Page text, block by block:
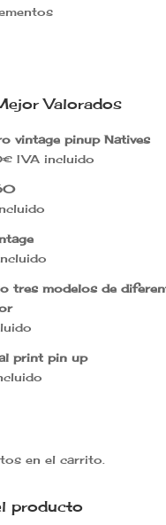
Valorados
vintage pinup Natives
€El
actual
es:
13,00€.
IVA incluido
tres modelos de
print pin up
en el carrito.
producto